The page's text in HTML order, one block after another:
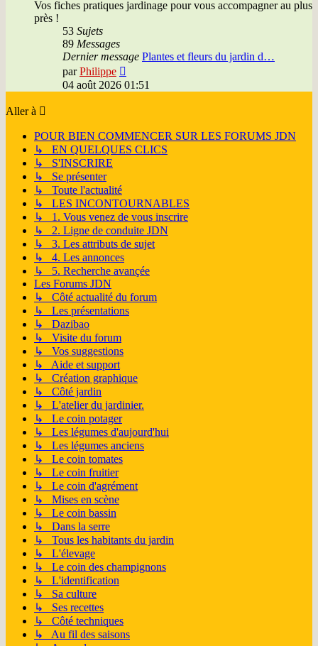
Vos fiches pratiques jardinage pour vous accompagner au plus
près !
53 Sujets
89 Messages
Dernier message Plantes et fleurs du jardin d…
parPhilippe
le
dernier
04 août 2026 01:51
Aller à
POUR BIEN COMMENCER SUR LES FORUMS JDN
↳ EN QUELQUES CLICS
↳ S'INSCRIRE
↳ Se présenter
↳ Toute l'actualité
↳ LES INCONTOURNABLES
↳ 1. Vous venez de vous inscrire
↳ 2. Ligne de conduite JDN
↳ 3. Les attributs de sujet
↳ 4. Les annonces
↳ 5. Recherche avançée
Les Forums JDN
↳ Côté actualité du forum
↳ Les présentations
↳ Dazibao
↳ Visite du forum
↳ Vos suggestions
↳ Aide et support
↳ Création graphique
↳ Côté jardin
↳ L'atelier du jardinier.
↳ Le coin potager
↳ Les légumes d'aujourd'hui
↳ Les légumes anciens
↳ Le coin tomates
↳ Le coin fruitier
↳ Le coin d'agrément
↳ Mises en scène
↳ Le coin bassin
↳ Dans la serre
↳ Tous les habitants du jardin
↳ L'élevage
↳ Le coin des champignons
↳ L'identification
↳ Sa culture
↳ Ses recettes
↳ Côté techniques
↳ Au fil des saisons